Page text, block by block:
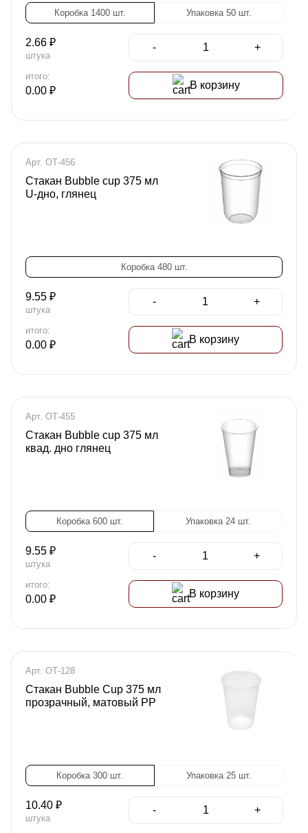
Коробка 1400 шт. Упаковка 50 шт.
2.66 ₽
штука
- +
итого:
0.00 ₽ В корзину
Арт. ОТ-456
Стакан Bubble cup 375 мл
U-дно, глянец
Коробка 480 шт.
9.55 ₽
штука
- +
итого:
0.00 ₽ В корзину
Арт. ОТ-455
Стакан Bubble cup 375 мл
квад. дно глянец
Коробка 600 шт. Упаковка 24 шт.
9.55 ₽
штука
- +
итого:
0.00 ₽ В корзину
Арт. ОТ-128
Стакан Bubble Cup 375 мл
прозрачный, матовый PP
Коробка 300 шт. Упаковка 25 шт.
10.40 ₽
штука
- +